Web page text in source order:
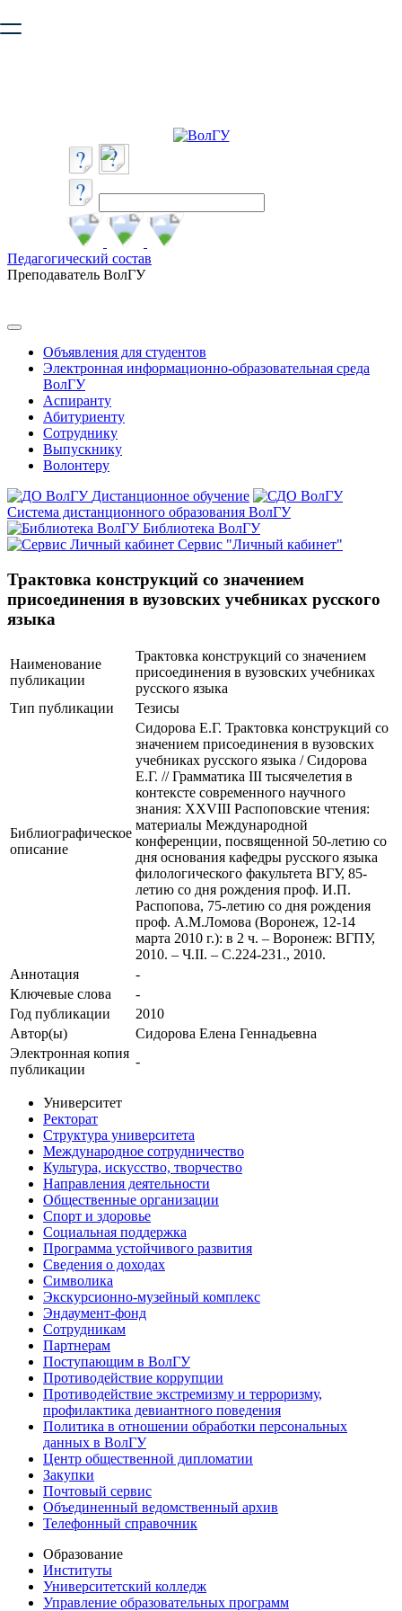
безопасную работу с сайтом. Пожалуйста
Педагогический состав
Преподаватель ВолГУ
Объявления для студентов
Электронная информационно-образовательная среда
ВолГУ
Аспиранту
Абитуриенту
Сотруднику
Выпускнику
Волонтеру
Дистанционное обучение
Система дистанционного образования ВолГУ
Библиотека ВолГУ
Сервис "Личный кабинет"
Трактовка конструкций со значением
присоединения в вузовских учебниках русского
языка
Наименование
публикации
Трактовка конструкций со значением
присоединения в вузовских учебниках
русского языка
Тип публикации
Тезисы
Библиографическое
описание
Сидорова Е.Г. Трактовка конструкций со
значением присоединения в вузовских
учебниках русского языка / Сидорова
Е.Г. // Грамматика III тысячелетия в
контексте современного научного
знания: XXVIII Распоповские чтения:
материалы Международной
конференции, посвященной 50-летию со
дня основания кафедры русского языка
филологического факультета ВГУ, 85-
летию со дня рождения проф. И.П.
Распопова, 75-летию со дня рождения
проф. А.М.Ломова (Воронеж, 12-14
марта 2010 г.): в 2 ч. – Воронеж: ВГПУ,
2010. – Ч.II. – С.224-231., 2010.
Аннотация
-
Ключевые cлова
-
Год публикации
2010
Автор(ы)
Сидорова Елена Геннадьевна
Электронная копия
публикации
-
Университет
Ректорат
Структура университета
Международное сотрудничество
Культура, искусство, творчество
Направления деятельности
Общественные организации
Спорт и здоровье
Социальная поддержка
Программа устойчивого развития
Сведения о доходах
Символика
Экскурсионно-музейный комплекс
Эндаумент-фонд
Сотрудникам
Партнерам
Поступающим в ВолГУ
Противодействие коррупции
Противодействие экстремизму и терроризму,
профилактика девиантного поведения
Политика в отношении обработки персональных
данных в ВолГУ
Центр общественной дипломатии
Закупки
Почтовый сервис
Объединенный ведомственный архив
Телефонный справочник
Образование
Институты
Университетский колледж
Управление образовательных программ